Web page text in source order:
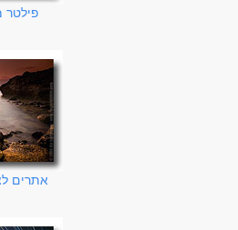
פילטר
אתרים